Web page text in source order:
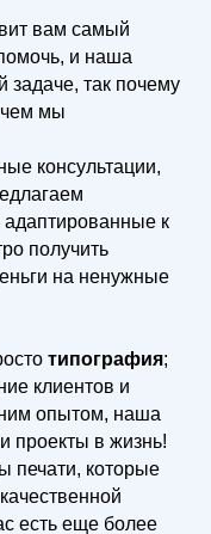
вам самый
и наша
задаче, так почему
чем мы
консультации,
к
получить
на ненужные
типография;
клиентов и
опытом, наша
проекты в жизнь!
печати, которые
есть еще более